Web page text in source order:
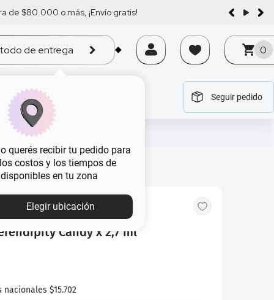
de $80.000 o más, ¡Envío gratis!
de entrega
querés recibir tu pedido para
costos y los tiempos de
en tu zona
Elegir ubicación
0
Seguir pedido
Candy x 2,7 ml
nacionales $15.702